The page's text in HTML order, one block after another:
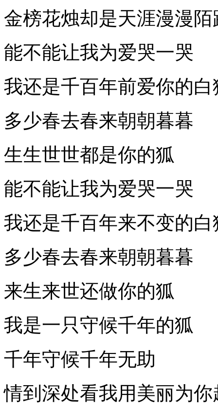
金榜花烛却是天涯漫漫陌
能不能让我为爱哭一哭
我还是千百年前爱你的白
多少春去春来朝朝暮暮
生生世世都是你的狐
能不能让我为爱哭一哭
我还是千百年来不变的白
多少春去春来朝朝暮暮
来生来世还做你的狐
我是一只守候千年的狐
千年守候千年无助
情到深处看我用美丽为你